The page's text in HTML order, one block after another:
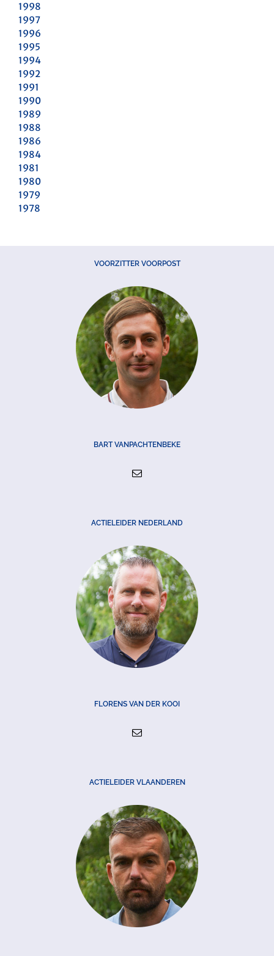
1998
1997
1996
1995
1994
1992
1991
1990
1989
1988
1986
1984
1981
1980
1979
1978
VOORZITTER VOORPOST
BART VANPACHTENBEKE
ACTIELEIDER NEDERLAND
FLORENS VAN DER KOOI
ACTIELEIDER VLAANDEREN